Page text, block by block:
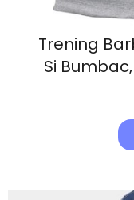
Trening
Si